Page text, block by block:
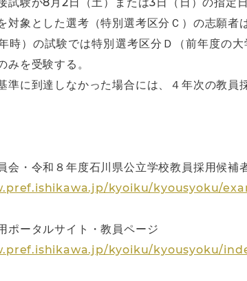
対象とした選考（特別選考区分Ｃ）の志願者
時）の試験では特別選考区分Ｄ（前年度の
みを受験する。
準に到達しなかった場合には、４年次の教員
会・令和８年度石川県公立学校教員採用候補
kyoiku/kyousyoku/
ポータルサイト・教員ページ
kyoiku/kyousyoku/